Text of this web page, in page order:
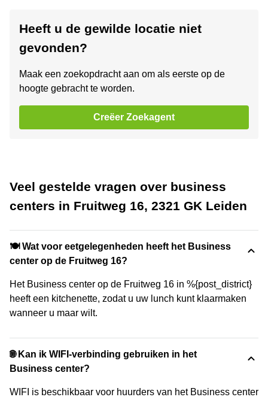
Heeft u de gewilde locatie niet
gevonden?
Maak een zoekopdracht aan om als eerste op de
hoogte gebracht te worden.
Creëer Zoekagent
Veel gestelde vragen over business
centers in Fruitweg 16, 2321 GK Leiden
🍽️ Wat voor eetgelegenheden heeft het Business
center op de Fruitweg 16?
Het Business center op de Fruitweg 16 in %{post_district}
heeft een kitchenette, zodat u uw lunch kunt klaarmaken
wanneer u maar wilt.
🌐 Kan ik WIFI-verbinding gebruiken in het
Business center?
WIFI is beschikbaar voor huurders van het Business center